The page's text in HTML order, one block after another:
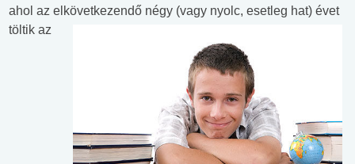
ahol az elkövetkezendő négy (vagy nyolc, esetleg hat) évet
töltik az